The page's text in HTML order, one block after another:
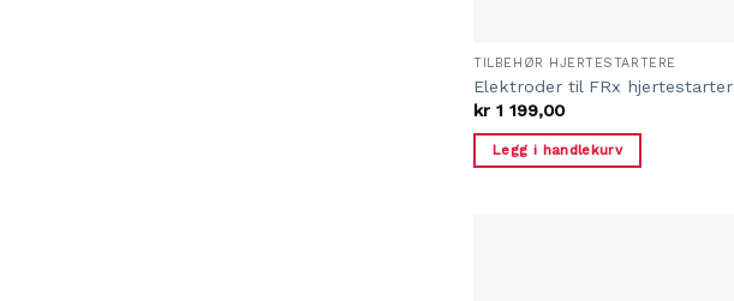
TILBEHØR HJERTESTARTERE
Elektroder til FRx hjertestarter
kr 1 199,00
Legg i handlekurv